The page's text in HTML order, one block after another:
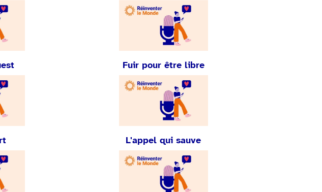
Fuir pour être libre
L'appel qui sauve